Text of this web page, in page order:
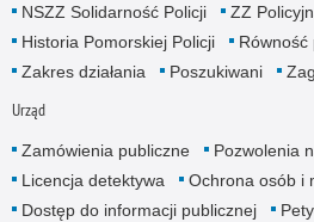
NSZZ Solidarność Policji
ZZ
Historia Pomorskiej Policji
Równość
Zakres działania
Poszukiwani
Urząd
Zamówienia publiczne
Pozwolenia
Licencja detektywa
Ochrona osób i
Dostęp do informacji publicznej